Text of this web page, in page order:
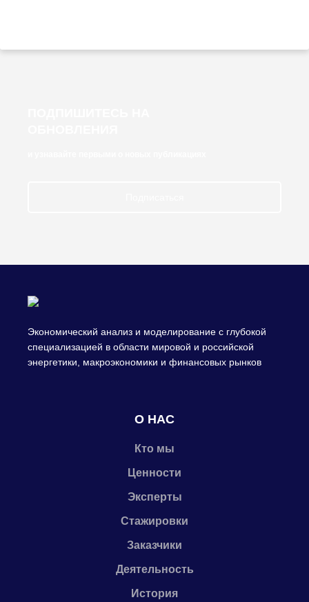
Экономический анализ и моделирование с глубокой
специализацией в области мировой и российской
энергетики, макроэкономики и финансовых рынков
О НАС
Кто мы
Ценности
Эксперты
Стажировки
Заказчики
Деятельность
История